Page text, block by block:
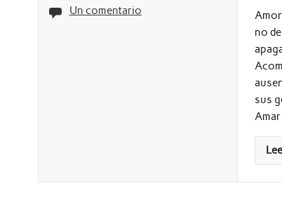
Un comentario
no
sus
Amar